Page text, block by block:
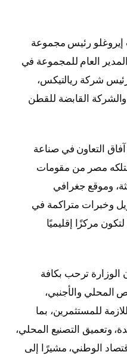
إيروغلو رئيس مجموعة
العام للمجموعة في
شركة ريالتيكس،
القابضة للقطن
التعاون في صناعة
مصر من مقومات
وموقع جغرافي
وخبرات متراكمة في
مركزًا إقليميًا
الوزارة ترحب بكافة
المحلي والأجنبي،
للمستثمرين، بما
وتعميق التصنيع المحلي،
الوطني، مشيرًا إلى